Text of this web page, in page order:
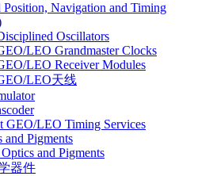
Position, Navigation and Timing
Oscillators
LEO Grandmaster Clocks
LEO Receiver Modules
LEO天线
GEO/LEO Timing Services
and Pigments
and Pigments
器件